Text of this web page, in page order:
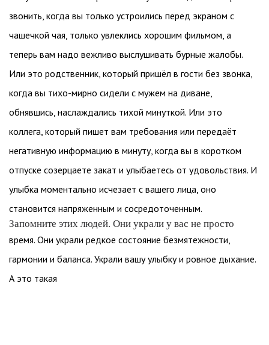
звонить, когда вы только устроились перед экраном с
чашечкой чая, только увлеклись хорошим фильмом, а
теперь вам надо вежливо выслушивать бурные жалобы.
Или это родственник, который пришёл в гости без звонка,
когда вы тихо-мирно сидели с мужем на диване,
обнявшись, наслаждались тихой минуткой. Или это
коллега, который пишет вам требования или передаёт
негативную информацию в минуту, когда вы в коротком
отпуске созерцаете закат и улыбаетесь от удовольствия. И
улыбка моментально исчезает с вашего лица, оно
становится напряженным и сосредоточенным.
Запомните этих людей. Они украли у вас не просто
время. Они украли редкое состояние безмятежности,
гармонии и баланса. Украли вашу улыбку и ровное дыхание.
А это такая